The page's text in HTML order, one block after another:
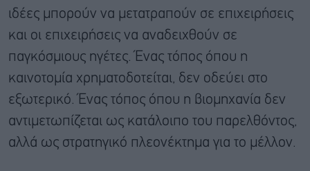
ιδέες μπορούν να μετατραπούν σε επιχειρήσεις
και οι επιχειρήσεις να αναδειχθούν σε
παγκόσμιους ηγέτες. Ένας τόπος όπου η
καινοτομία χρηματοδοτείται, δεν οδεύει στο
εξωτερικό. Ένας τόπος όπου η βιομηχανία δεν
αντιμετωπίζεται ως κατάλοιπο του παρελθόντος,
αλλά ως στρατηγικό πλεονέκτημα για το μέλλον.